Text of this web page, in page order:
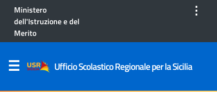
Ministero
dell'Istruzione e del
Merito
⋮
Ufficio Scolastico Regionale per la Sicilia